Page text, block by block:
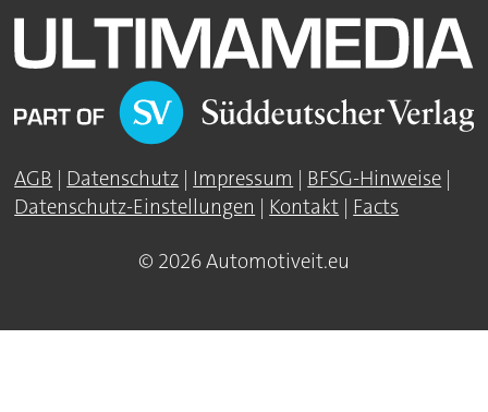
AGB | Datenschutz | Impressum | BFSG-Hinweise |
Datenschutz-Einstellungen | Kontakt | Facts
© 2026 Automotiveit.eu